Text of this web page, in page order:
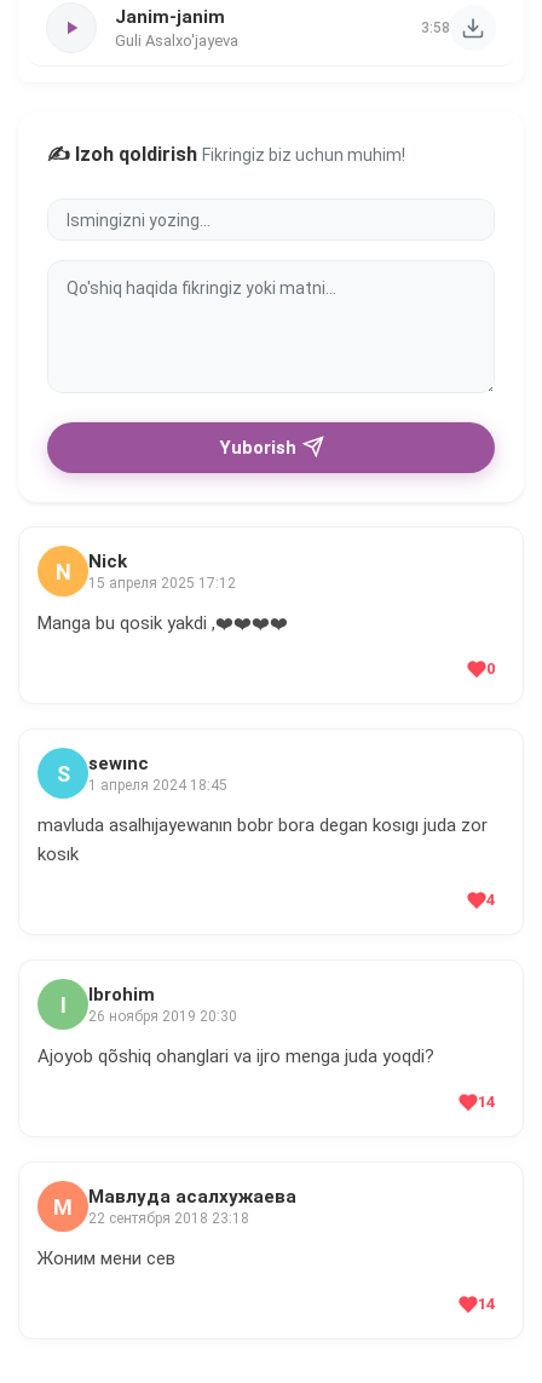
Janim-janim
Guli Asalxo'jayeva
3:58
✍️ Izoh qoldirish Fikringiz biz uchun muhim!
Yuborish
N Nick
15 апреля 2025 17:12
Manga bu qosik yakdi ,❤️❤️❤️❤️
0
S sewınc
1 апреля 2024 18:45
mavluda asalhıjayewanın bobr bora degan kosıgı juda zor
kosık
4
I Ibrohim
26 ноября 2019 20:30
Ajoyob qõshiq ohanglari va ijro menga juda yoqdi?
14
М Мавлуда асалхужаева
22 сентября 2018 23:18
Жоним мени сев
14